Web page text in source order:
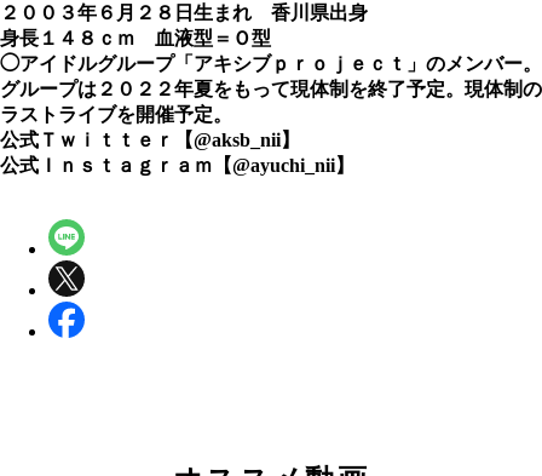
２００３年６月２８日生まれ 香川県出身
身長１４８ｃｍ 血液型＝Ｏ型
◯アイドルグループ「アキシブｐｒｏｊｅｃｔ」のメンバー。
グループは２０２２年夏をもって現体制を終了予定。現体制の
ラストライブを開催予定。
公式Ｔｗｉｔｔｅｒ【@aksb_nii】
公式Ｉｎｓｔａｇｒａｍ【@ayuchi_nii】